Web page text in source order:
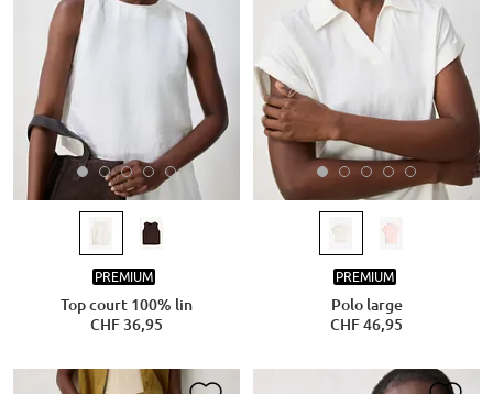
PREMIUM
Top court 100% lin
CHF 36,95
PREMIUM
Polo large
CHF 46,95